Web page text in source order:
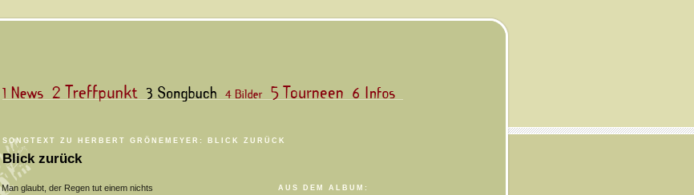
SONGTEXT ZU HERBERT GRÖNEMEYER: BLICK ZURÜCK
Blick zurück
Man glaubt, der Regen tut einem nichts
AUS DEM ALBUM: